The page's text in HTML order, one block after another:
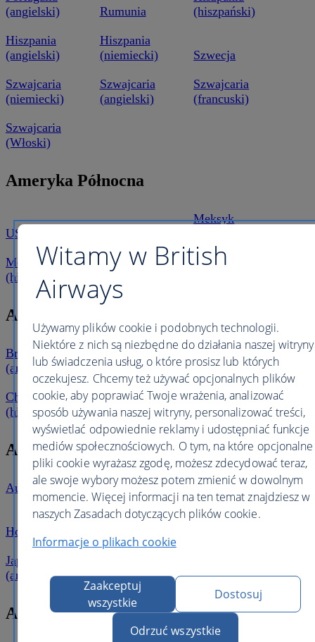
(angielski)
Rumunia
(hiszpański)
Hiszpania
(angielski)
Hiszpania
(niemiecki)
Szwecja
Szwajcaria
(niemiecki)
Szwajcaria
(angielski)
Szwajcaria
(francuski)
Szwajcaria
(Włoski)
Ameryka Północna
USA
Meksyk
Meksyk
(hiszpański)
Afryka Południowa
Brazylia
(angielski)
Brazylia
(portugalski)
Chile (angielski)
Chile
(hiszpański)
Azja i Pacyfik
Australia Chiny (chiński) Chiny (angielski)
Hongkong
Japonia
Japonia
(angielski)
Nowa Zelandia Singapur
Afryka
Witamy w British
Airways
Używamy plików cookie i podobnych technologii.
Niektóre z nich są niezbędne do działania naszej witryny
lub świadczenia usług, o które prosisz lub których
oczekujesz. Chcemy też używać opcjonalnych plików
cookie, aby poprawiać Twoje wrażenia, analizować
sposób używania naszej witryny, personalizować treści,
wyświetlać odpowiednie reklamy i udostępniać funkcje
mediów społecznościowych. O tym, na które opcjonalne
pliki cookie wyrażasz zgodę, możesz zdecydować teraz,
ale swoje wybory możesz potem zmienić w dowolnym
momencie. Więcej informacji na ten temat znajdziesz w
naszych Zasadach dotyczących plików cookie.
Informacje o plikach cookie
Zaakceptuj
wszystkie
Dostosuj
Odrzuć wszystkie